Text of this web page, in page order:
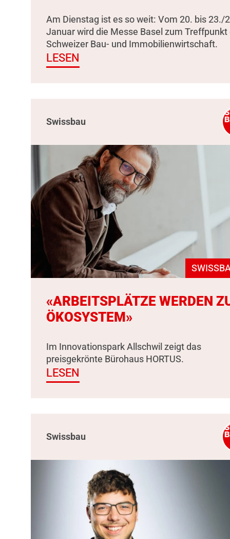
Am Dienstag ist es so weit: Vom 20. bis 23./
Januar wird die Messe Basel zum Treffpunkt
Schweizer Bau- und Immobilienwirtschaft.
LESEN
Swissbau
«ARBEITSPLÄTZE WERDEN
ÖKOSYSTEM»
Im Innovationspark Allschwil zeigt das
preisgekrönte Bürohaus HORTUS.
LESEN
Swissbau